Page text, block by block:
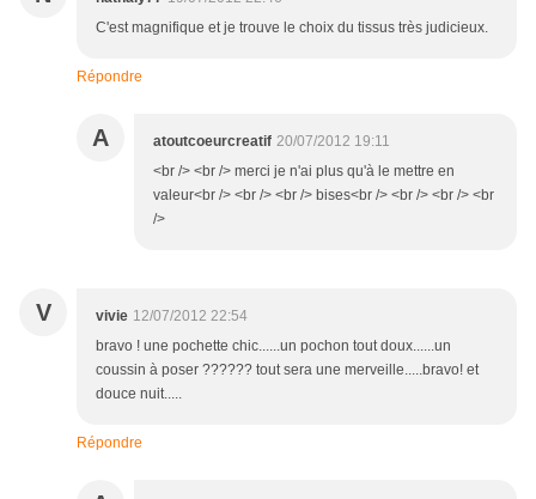
C'est magnifique et je trouve le choix du tissus très judicieux.
Répondre
A atoutcoeurcreatif 20/07/2012 19:11
<br /> <br /> merci je n'ai plus qu'à le mettre en
valeur<br /> <br /> <br /> bises<br /> <br /> <br /> <br
/>
V vivie 12/07/2012 22:54
bravo ! une pochette chic......un pochon tout doux......un
coussin à poser ?????? tout sera une merveille.....bravo! et
douce nuit.....
Répondre